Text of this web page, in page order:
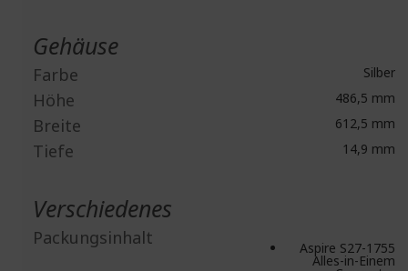
Gehäuse
Farbe Silber
Höhe 486,5 mm
Breite 612,5 mm
Tiefe 14,9 mm
Verschiedenes
Packungsinhalt Aspire S27-1755
Alles-in-Einem